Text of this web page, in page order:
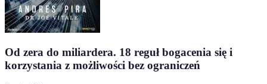
Od zera do miliardera. 18 reguł bogacenia się i
korzystania z możliwości bez ograniczeń